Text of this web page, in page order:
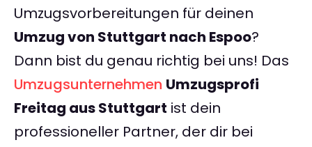
Umzugsvorbereitungen für deinen
Umzug von Stuttgart nach Espoo?
Dann bist du genau richtig bei uns! Das
Umzugsunternehmen Umzugsprofi
Freitag aus Stuttgart ist dein
professioneller Partner, der dir bei